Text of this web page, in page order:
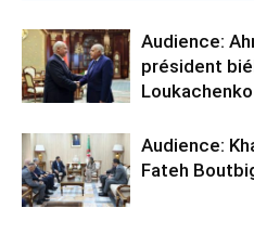
Audience:
président
Audience:
Fateh